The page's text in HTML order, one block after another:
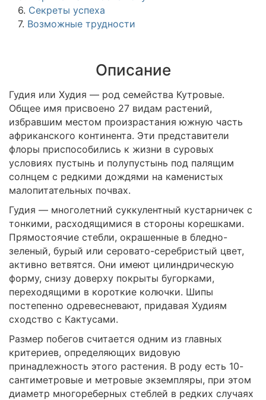
6. Секреты успеха
7. Возможные трудности
Описание
Гудия или Худия — род семейства Кутровые.
Общее имя присвоено 27 видам растений,
избравшим местом произрастания южную часть
африканского континента. Эти представители
флоры приспособились к жизни в суровых
условиях пустынь и полупустынь под палящим
солнцем с редкими дождями на каменистых
малопитательных почвах.
Гудия — многолетний суккулентный кустарничек с
тонкими, расходящимися в стороны корешками.
Прямостоячие стебли, окрашенные в бледно-
зеленый, бурый или серовато-серебристый цвет,
активно ветвятся. Они имеют цилиндрическую
форму, снизу доверху покрыты бугорками,
переходящими в короткие колючки. Шипы
постепенно одревесневают, придавая Худиям
сходство с Кактусами.
Размер побегов считается одним из главных
критериев, определяющих видовую
принадлежность этого растения. В роду есть 10-
сантиметровые и метровые экземпляры, при этом
диаметр многореберных стеблей в редких случаях